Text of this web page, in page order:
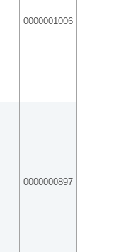
0000001006
0000000897